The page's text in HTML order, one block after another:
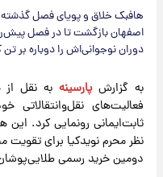
هافبک خلاق و پویای فصل گذشته
اصفهان بازگشت تا در فصل پیش‌رو
دوران نوجوانی‌اش را دوباره بر تن
به گزارش پارسینهبه نقل از
فعالیت‌های
نظر محرم نویدکیا برای تقویت
دومین خرید رسمی